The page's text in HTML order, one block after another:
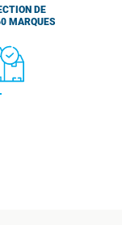
DE
MARQUES